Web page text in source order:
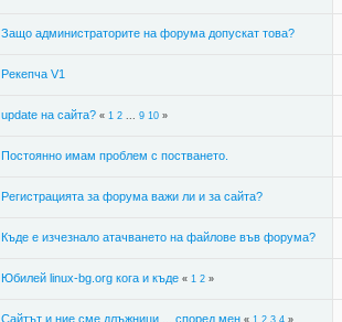
Защо администраторите на форума допускат това?
Рекепча V1
update на сайта? « 1 2... 9 10»
Постоянно имам проблем с постването.
Регистрацията за форума важи ли и за сайта?
Къде е изчезнало атачването на файлове във форума?
Юбилей linux-bg.org кога и къде « 1 2»
Сайтът и ние сме длъжници ... според мен « 1 2 3 4»